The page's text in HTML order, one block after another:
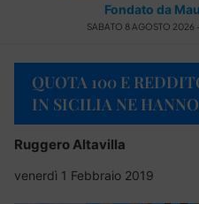
Fondato da
SABATO 8 AGOSTO 2026
QUOTA 100 E
IN SICILIA NE
Ruggero Altavilla
venerdì 1 Febbraio 2019